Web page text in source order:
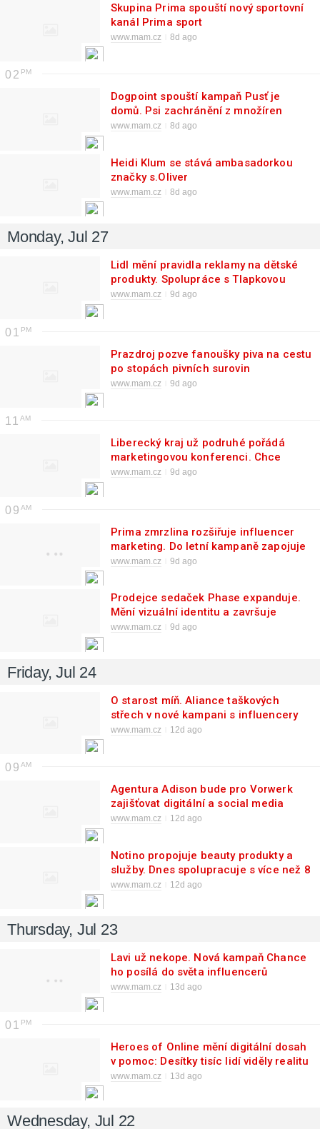
Skupina Prima spouští nový sportovní
kanál Prima sport
www.mam.cz 8d ago
02
Dogpoint spouští kampaň Pusť je
domů. Psi zachránění z množíren
potřebují změnu zákona
www.mam.cz 8d ago
Heidi Klum se stává ambasadorkou
značky s.Oliver
www.mam.cz 8d ago
Monday, Jul 27
Lidl mění pravidla reklamy na dětské
produkty. Spolupráce s Tlapkovou
patrolou nově podléhá WHO
www.mam.cz 9d ago
01
Prazdroj pozve fanoušky piva na cestu
po stopách pivních surovin
www.mam.cz 9d ago
11
Liberecký kraj už podruhé pořádá
marketingovou konferenci. Chce
pomoci firmám uspět na trhu
www.mam.cz 9d ago
09
Prima zmrzlina rozšiřuje influencer
marketing. Do letní kampaně zapojuje
nové tváře
www.mam.cz 9d ago
Prodejce sedaček Phase expanduje.
Mění vizuální identitu a završuje
strategickou transformaci
www.mam.cz 9d ago
Friday, Jul 24
O starost míň. Aliance taškových
střech v nové kampani s influencery
boří mýty o střešních taškách
www.mam.cz 12d ago
09
Agentura Adison bude pro Vorwerk
zajišťovat digitální a social media
komunikaci
www.mam.cz 12d ago
Notino propojuje beauty produkty a
služby. Dnes spolupracuje s více než 8
000 salony v pěti zemích
www.mam.cz 12d ago
Thursday, Jul 23
Lavi už nekope. Nová kampaň Chance
ho posílá do světa influencerů
www.mam.cz 13d ago
01
Heroes of Online mění digitální dosah
v pomoc: Desítky tisíc lidí viděly realitu
psích útulků
www.mam.cz 13d ago
Wednesday, Jul 22